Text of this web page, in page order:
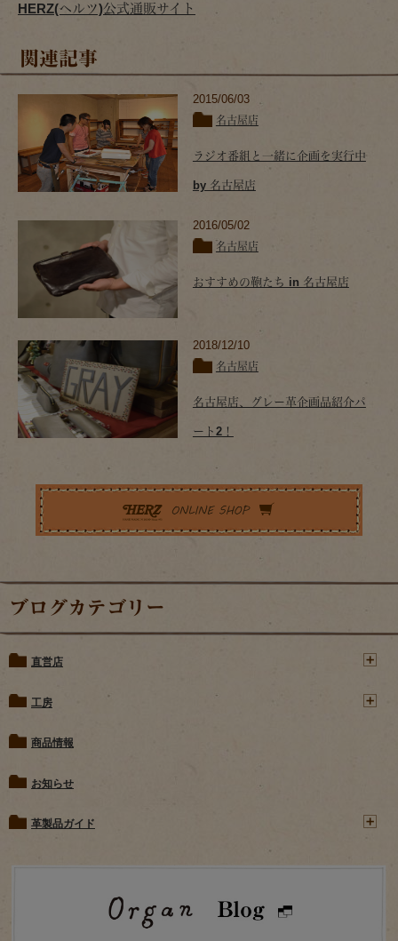
HERZ(ヘルツ)公式通販サイト
関連記事
2015/06/03
名古屋店
ラジオ番組と一緒に企画を実行中
by 名古屋店
2016/05/02
名古屋店
おすすめの鞄たち in 名古屋店
2018/12/10
名古屋店
名古屋店、グレー革企画品紹介パ
ート2！
ブログカテゴリー
直営店
工房
商品情報
お知らせ
革製品ガイド